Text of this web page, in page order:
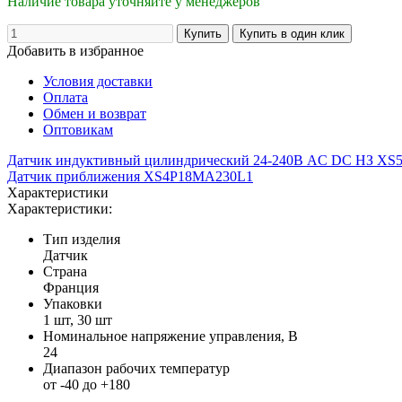
Добавить в избранное
Условия доставки
Оплата
Обмен и возврат
Оптовикам
Датчик индуктивный цилиндрический 24-240В AC DC НЗ
Датчик приближения XS4P18MA230L1
Характеристики
Характеристики:
Тип изделия
Датчик
Страна
Франция
Упаковки
1 шт, 30 шт
Номинальное напряжение управления, В
24
Диапазон рабочих температур
от -40 до +180